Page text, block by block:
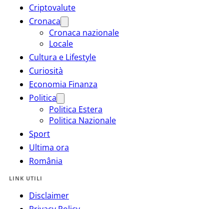
Criptovalute
Cronaca
Cronaca nazionale
Locale
Cultura e Lifestyle
Curiosità
Economia Finanza
Politica
Politica Estera
Politica Nazionale
Sport
Ultima ora
România
LINK UTILI
Disclaimer